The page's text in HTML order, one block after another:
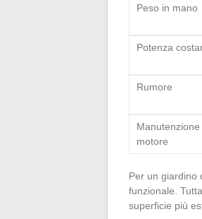
Peso in mano
Potenza
Rumore
Manutenzione
motore
Per un giardino
funzionale.
superficie più